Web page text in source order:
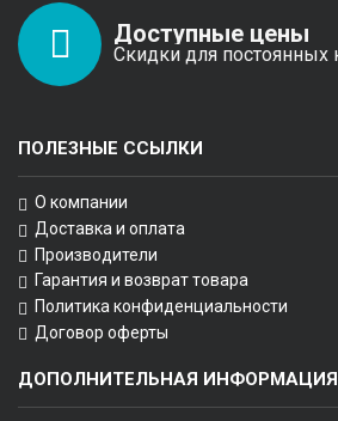
Доступные цены
Скидки для постоянных
ПОЛЕЗНЫЕ ССЫЛКИ
О компании
Доставка и оплата
Производители
Гарантия и возврат товара
Политика конфиденциальности
Договор оферты
ДОПОЛНИТЕЛЬНАЯ ИНФОРМАЦИЯ